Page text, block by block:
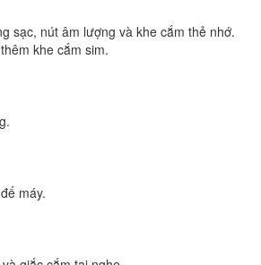
sạc, nút âm lượng và khe cắm thẻ nhớ.
khe cắm sim.
máy.